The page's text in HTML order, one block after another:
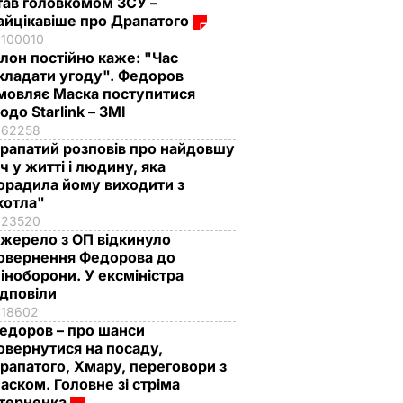
про Драпатого
100010
постійно каже: "Час
угоду". Федоров
Маска поступитися
Starlink – ЗМІ
62258
розповів про найдовшу
у житті і людину, яка
йому виходити з
23520
з ОП відкинуло
Федорова до
У ексміністра
18602
– про шанси
на посаду,
Хмару, переговори з
Головне зі стріма